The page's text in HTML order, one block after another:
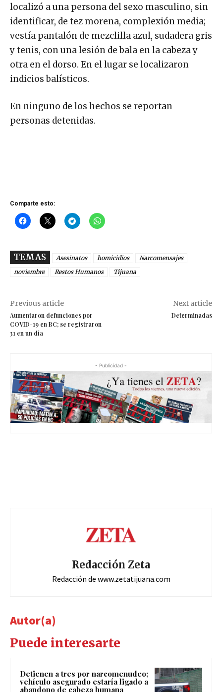
localizó a una persona del sexo masculino, sin
identificar, de tez morena, complexión media;
vestía pantalón de mezclilla azul, sudadera gris
y tenis, con una lesión de bala en la cabeza y
otra en el dorso. En el lugar se localizaron
indicios balísticos.
En ninguno de los hechos se reportan
personas detenidas.
Comparte esto:
TEMAS Asesinatos homicidios
Narcomensajes
noviembre
Restos Humanos Tijuana
Previous article
Aumentaron defunciones por
COVID-19 en BC; se registraron
31 en un día
Next article
Determinadas
- Publicidad -
Redacción Zeta
Redacción de www.zetatijuana.com
Autor(a)
Puede interesarte
Detienen a tres por narcomenudeo;
vehículo asegurado estaría ligado a
abandono de cabeza humana